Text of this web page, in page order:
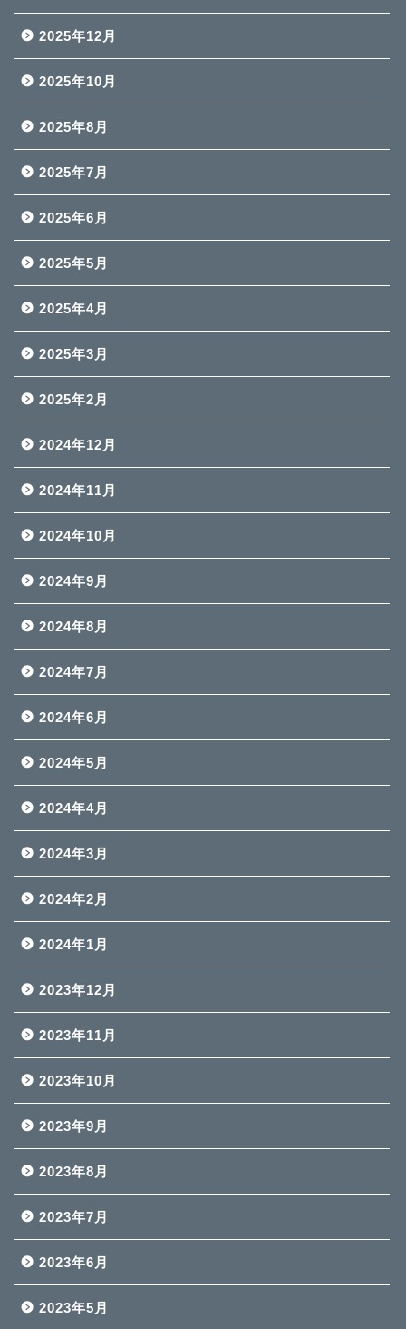
2025年12月
2025年10月
2025年8月
2025年7月
2025年6月
2025年5月
2025年4月
2025年3月
2025年2月
2024年12月
2024年11月
2024年10月
2024年9月
2024年8月
2024年7月
2024年6月
2024年5月
2024年4月
2024年3月
2024年2月
2024年1月
2023年12月
2023年11月
2023年10月
2023年9月
2023年8月
2023年7月
2023年6月
2023年5月